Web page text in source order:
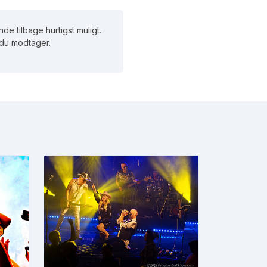
tilbage hurtigst muligt.
modtager.